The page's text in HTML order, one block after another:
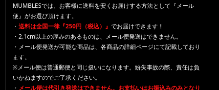
MUMBLESでは、お客様に送料を安くお届けする方法として『メール
便』がお選び頂けます。
・ 送料は全国一律『250円（税込）』 でお届けできます！
・2.1cm以上の厚みのあるものは、メール便発送はできません。
・メール便発送が可能な商品は、各商品の詳細ページにて記載しており
ます。
※メール便は普通郵便と同じ扱いになります。紛失事故の際、責任は負
いかねますのでご了承ください。
・ メール便は代引き発送はできません。お支払いはお振込みのみとなり